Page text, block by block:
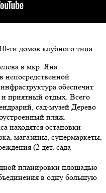
ти домов клубного типа.
в мкр. Яна
непосредственной
обеспечит
приятный отдых. Всего
сад-музей Дерево
пляж.
находятся остановки
магазины, супермаркеты,
(2 дет. сада
планировки площадью
в одну большую